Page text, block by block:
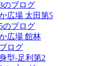
のブログ
広場 太田第5
のブログ
広場 館林
ログ
型-足利第2